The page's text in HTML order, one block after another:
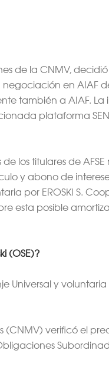
de la CNMV,
negociación en AIAF
también a AIAF.
plataforma
los titulares de
y abono de
por EROSKI S.
esta posible
(OSE)?
Universal y
verificó el